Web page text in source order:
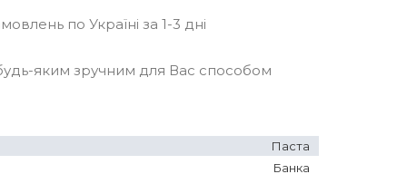
по Україні за 1-3 дні
яким зручним для Вас способом
Паста
Банка